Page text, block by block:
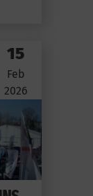
15
Feb
2026